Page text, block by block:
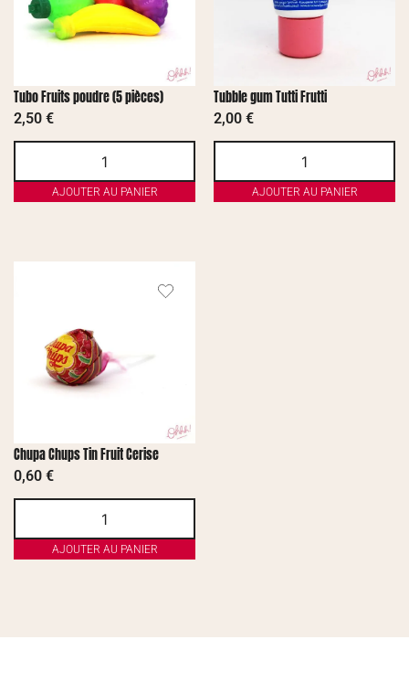
Tubo Fruits poudre (5 pièces)
2,50 €
AJOUTER AU PANIER
Tubble gum Tutti Frutti
2,00 €
AJOUTER AU PANIER
Chupa Chups Tin Fruit Cerise
0,60 €
AJOUTER AU PANIER